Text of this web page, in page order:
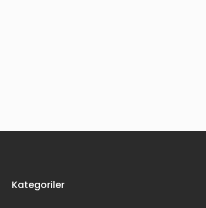
Kategoriler